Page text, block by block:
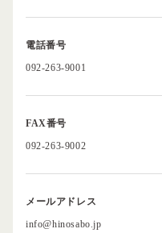
電話番号
092-263-9001
FAX番号
092-263-9002
メールアドレス
info@hinosabo.jp